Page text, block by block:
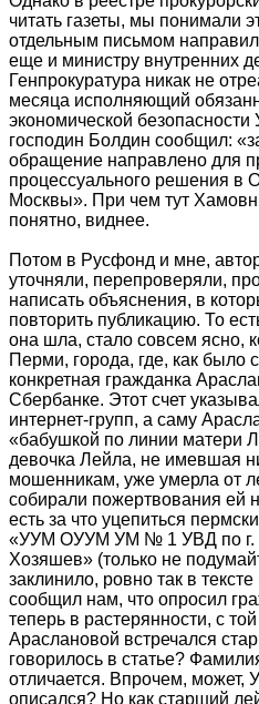
читать газеты, мы понимали
отдельным письмом
еще и министру внутренних
Генпрокуратура никак не
месяца исполняющий
экономической
господин Болдин сообщил:
обращение направлено для
процессуального решения в
Москвы». При чем тут
понятно, виднее.
Потом в Русфонд и мне,
уточняли, перепроверяли,
написать объяснения, в
повторить публикацию. То
она шла, стало совсем ясно,
Перми, города, где, как было
конкретная гражданка
Сбербанке. Этот счет
интернет-групп, а саму
«бабушкой по линии матери
девочка Лейла, не имевшая
мошенникам, уже умерла от
собирали пожертвования ей
есть за что уцепиться
«УУМ ОУУМ УМ № 1 УВД по г.
Хозяшев» (только не
заклинило, ровно так в
сообщил нам, что опросил
теперь в растерянности, с
Араслановой встречался
говорилось в статье?
отличается. Впрочем,
описался? Но как старший